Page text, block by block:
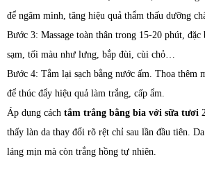
để ngâm mình, tăng hiệu quả thẩm thấu dưỡng
Bước 3: Massage toàn thân trong 15-20 phút,
sạm, tối màu như lưng, bắp đùi, cùi chỏ…
Bước 4: Tắm lại sạch bằng nước ấm. Thoa thêm
để thúc đẩy hiệu quả làm trắng, cấp ẩm.
Áp dụng cách tắm trắng bằng bia với sữa tươi
thấy làn da thay đổi rõ rệt chỉ sau lần đầu tiên.
láng mịn mà còn trắng hồng tự nhiên.